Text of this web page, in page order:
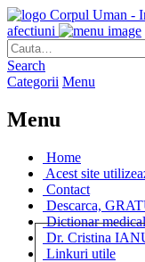
Corpul Uman -
afectiuni
Search
Categorii Menu
Menu
Home
Acest site
Contact
Descarca,
Dictionar medical
Dr. Cristina
Linkuri utile